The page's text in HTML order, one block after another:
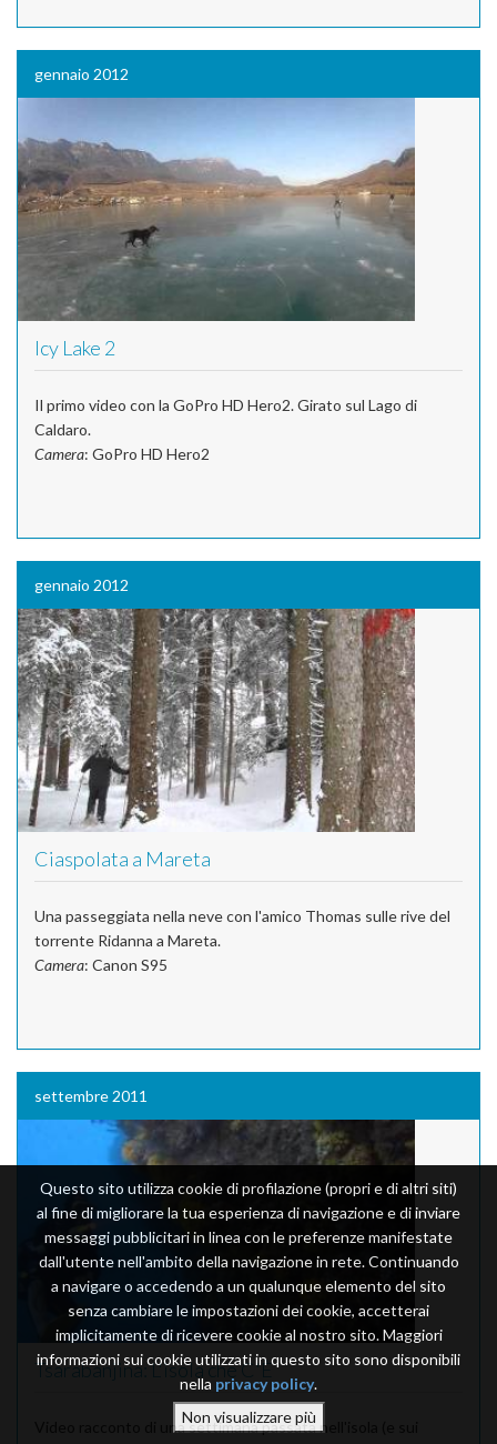
gennaio 2012
Icy Lake 2
Il primo video con la GoPro HD Hero2. Girato sul Lago di
Caldaro.
Camera: GoPro HD Hero2
gennaio 2012
Ciaspolata a Mareta
Una passeggiata nella neve con l'amico Thomas sulle rive del
torrente Ridanna a Mareta.
Camera: Canon S95
settembre 2011
Tsarabanjina: L'isola che C'È
Video racconto di una settimana passata nell'isola (e sui
Questo sito utilizza cookie di profilazione (propri e di altri siti)
al fine di migliorare la tua esperienza di navigazione e di inviare
messaggi pubblicitari in linea con le preferenze manifestate
dall'utente nell'ambito della navigazione in rete. Continuando
a navigare o accedendo a un qualunque elemento del sito
senza cambiare le impostazioni dei cookie, accetterai
implicitamente di ricevere cookie al nostro sito. Maggiori
informazioni sui cookie utilizzati in questo sito sono disponibili
nella privacy policy.